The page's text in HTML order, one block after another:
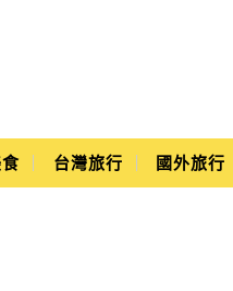
台灣旅行 國外旅行